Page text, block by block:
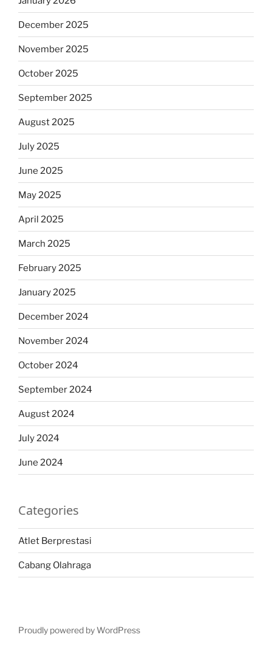
December 2025
November 2025
October 2025
September 2025
August 2025
July 2025
June 2025
May 2025
April 2025
March 2025
February 2025
January 2025
December 2024
November 2024
October 2024
September 2024
August 2024
July 2024
June 2024
Categories
Atlet Berprestasi
Cabang Olahraga
Proudly powered by WordPress